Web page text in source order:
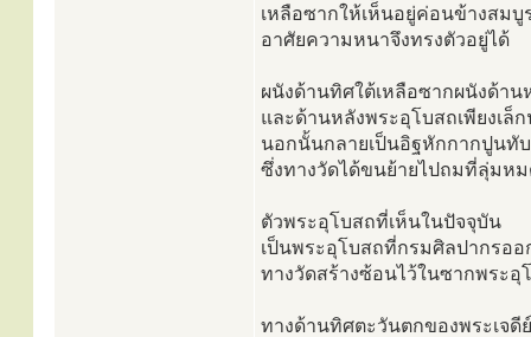
เหลือซากให้เห็นอยู่ค่อนข้างสม
อาศัยความหนาจึงทรงตัวอยู่ได้
ผนังด้านทิศใต้เหลือซากผนังด้าน
และด้านหลังพระอุโบสถเพียงเล็
นอกนั้นกลายเป็นอิฐหักกากปูนทั
ซึ่งทางวัดได้ขนย้ายไปถมที่ลุ่มห
ตัวพระอุโบสถที่เห็นในปัจจุบัน
เป็นพระอุโบสถที่กรมศิลปากรอ
ทางวัดสร้างซ้อนไว้ในซากพระอุ
ทางด้านทิศตะวันตกของพระเจดี